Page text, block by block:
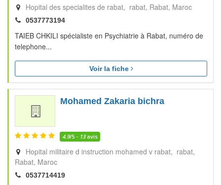
Hopital des specialites de rabat, rabat Rabat Maroc
0537773194
TAIEB CHKILI spécialiste en Psychiatrie à Rabat, numéro de
telephone...
Voir la fiche
Mohamed Zakaria bichra
4.9/5 - 13avis
Hopital militaire d instruction mohamed v rabat, rabat
Rabat Maroc
0537714419